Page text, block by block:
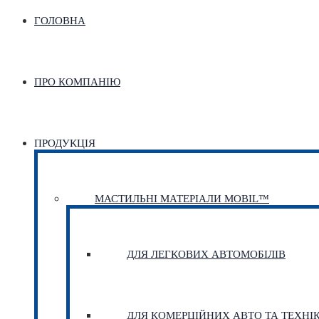
ГОЛОВНА
ПРО КОМПАНІЮ
ПРОДУКЦІЯ
МАСТИЛЬНІ МАТЕРІАЛИ MOBIL™
ДЛЯ ЛЕГКОВИХ АВТОМОБІЛІВ
ДЛЯ КОМЕРЦІЙНИХ АВТО ТА